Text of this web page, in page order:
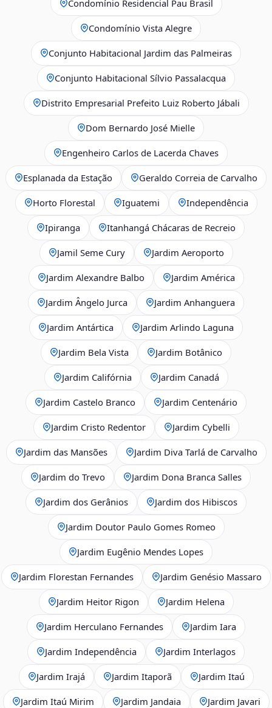
Condomínio Residencial Pau Brasil
Condomínio Vista Alegre
Conjunto Habitacional Jardim das Palmeiras
Conjunto Habitacional Sílvio Passalacqua
Distrito Empresarial Prefeito Luiz Roberto Jábali
Dom Bernardo José Mielle
Engenheiro Carlos de Lacerda Chaves
Esplanada da Estação Geraldo Correia de Carvalho
Horto Florestal Iguatemi Independência
Ipiranga Itanhangá Chácaras de Recreio
Jamil Seme Cury Jardim Aeroporto
Jardim Alexandre Balbo Jardim América
Jardim Ângelo Jurca Jardim Anhanguera
Jardim Antártica Jardim Arlindo Laguna
Jardim Bela Vista Jardim Botânico
Jardim Califórnia Jardim Canadá
Jardim Castelo Branco Jardim Centenário
Jardim Cristo Redentor Jardim Cybelli
Jardim das Mansões Jardim Diva Tarlá de Carvalho
Jardim do Trevo Jardim Dona Branca Salles
Jardim dos Gerânios Jardim dos Hibiscos
Jardim Doutor Paulo Gomes Romeo
Jardim Eugênio Mendes Lopes
Jardim Florestan Fernandes Jardim Genésio Massaro
Jardim Heitor Rigon Jardim Helena
Jardim Herculano Fernandes Jardim Iara
Jardim Independência Jardim Interlagos
Jardim Irajá Jardim Itaporã Jardim Itaú
Jardim Itaú Mirim Jardim Jandaia Jardim Javari